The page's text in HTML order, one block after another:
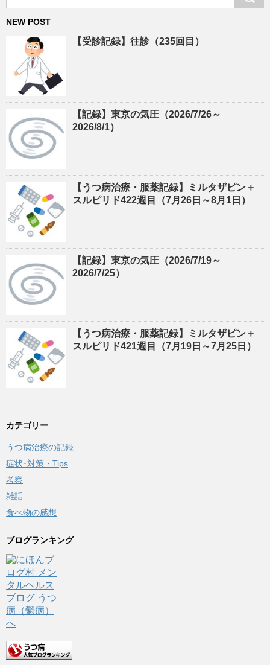
NEW POST
【受診記録】往診（235回目）
【記録】東京の気圧（2026/7/26～
2026/8/1）
【うつ病治療・服薬記録】ミルタザピン＋
スルピリド422週目（7月26日～8月1日）
【記録】東京の気圧（2026/7/19～
2026/7/25）
【うつ病治療・服薬記録】ミルタザピン＋
スルピリド421週目（7月19日～7月25日）
カテゴリー
うつ病治療の記録
症状･対策・Tips
考察
雑話
食べ物の感想
ブログランキング